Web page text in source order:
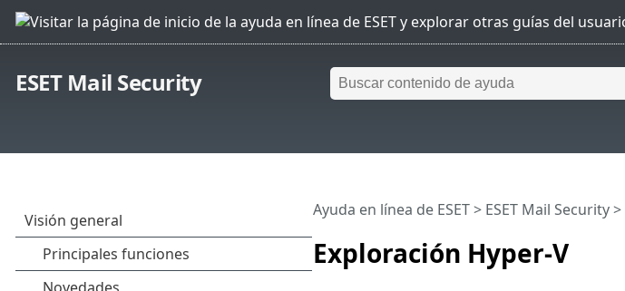
ESET Mail Security
Exploración Hyper-V
Ayuda en línea de ESET> ESET Mail Security>